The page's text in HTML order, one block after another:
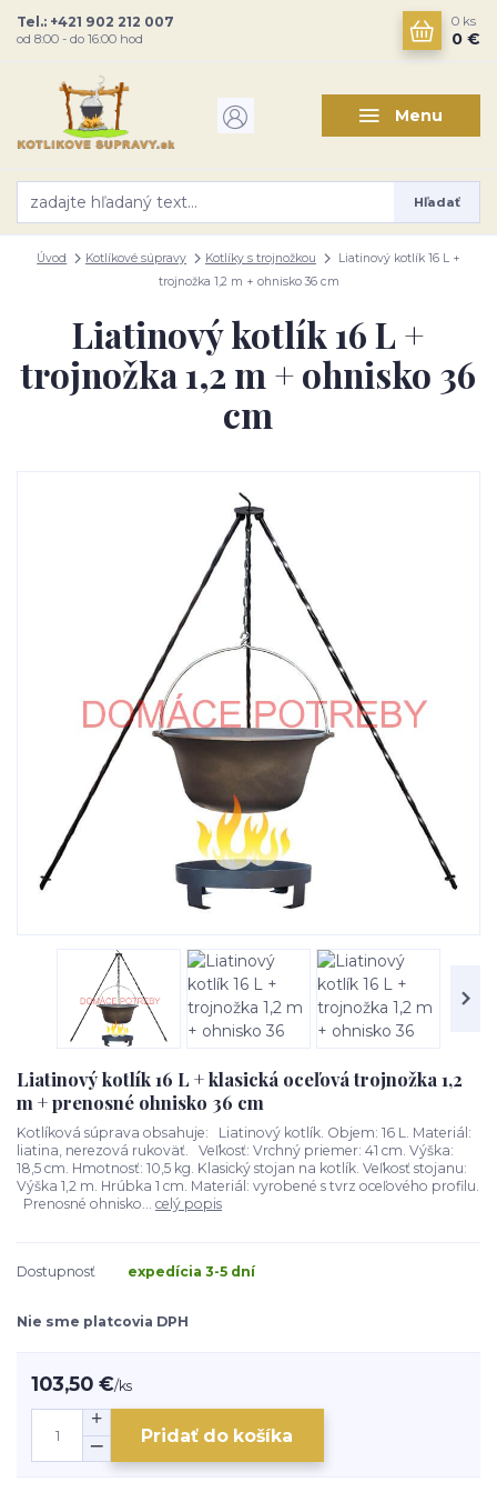
Menu
Hľadať
Tel.: +421 902 212 007
od 8:00 - do 16:00 hod
0 ks
0 €
Úvod Kotlíkové súpravy Kotlíky s trojnožkou
Liatinový kotlík 16 L +
trojnožka 1,2 m + ohnisko 36 cm
Liatinový kotlík 16 L +
trojnožka 1,2 m + ohnisko 36
cm
Liatinový kotlík 16 L + klasická oceľová trojnožka 1,2
m + prenosné ohnisko 36 cm
Kotlíková súprava obsahuje: Liatinový kotlík. Objem: 16 L. Materiál:
liatina, nerezová rukoväť. Veľkosť: Vrchný priemer: 41 cm. Výška:
18,5 cm. Hmotnosť: 10,5 kg. Klasický stojan na kotlík. Veľkosť stojanu:
Výška 1,2 m. Hrúbka 1 cm. Materiál: vyrobené s tvrz oceľového profilu.
Prenosné ohnisko... celý popis
Dostupnosť expedícia 3-5 dní
Nie sme platcovia DPH
103,50 €/ks
Pridať do košíka